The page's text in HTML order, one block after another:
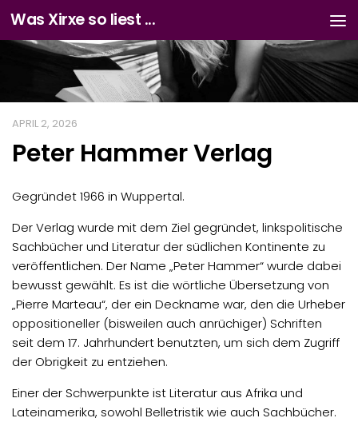
Zum Inhalt springen
Was Xirxe so liest ...
APRIL 2, 2026
Peter Hammer Verlag
Gegründet 1966 in Wuppertal.
Der Verlag wurde mit dem Ziel gegründet, linkspolitische
Sachbücher und Literatur der südlichen Kontinente zu
veröffentlichen. Der Name „Peter Hammer“ wurde dabei
bewusst gewählt. Es ist die wörtliche Übersetzung von
„Pierre Marteau“, der ein Deckname war, den die Urheber
oppositioneller (bisweilen auch anrüchiger) Schriften
seit dem 17. Jahrhundert benutzten, um sich dem Zugriff
der Obrigkeit zu entziehen.
Einer der Schwerpunkte ist Literatur aus Afrika und
Lateinamerika, sowohl Belletristik wie auch Sachbücher.